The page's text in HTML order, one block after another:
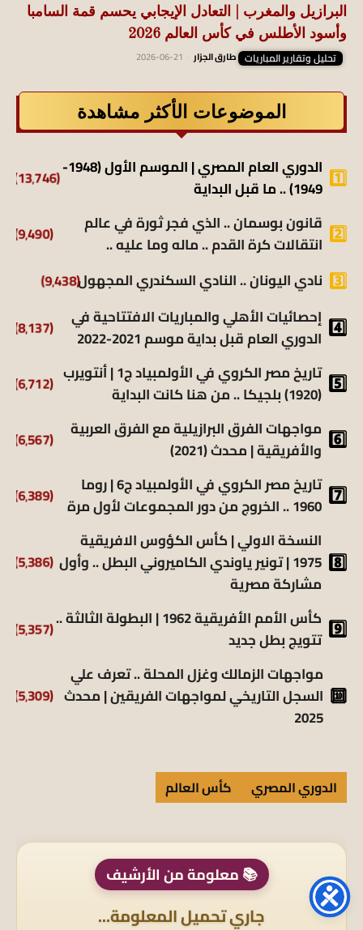
البرازيل والمغرب | التعادل الإيجابي يحسم قمة السامبا
وأسود الأطلس في كأس العالم 2026
تحليل وتقارير المباريات طارق الجزار 2026-06-21
الموضوعات الأكثر مشاهدة
الدوري العام المصري | الموسم الأول (1948-
1949) .. ما قبل البداية
(13٬746)
قانون بوسمان .. الذي فجر ثورة في عالم
انتقالات كرة القدم .. ماله وما عليه ..
(9٬490)
نادي اليونان .. النادي السكندري المجهول(9٬438)
إحصائيات الأهلي والمباريات الافتتاحية في
الدوري العام قبل بداية موسم 2021-2022
(8٬137)
تاريخ مصر الكروي في الأولمبياد ج1 | أنتويرب
(1920) بلجيكا .. من هنا كانت البداية
(6٬712)
مواجهات الفرق البرازيلية مع الفرق العربية
والأفريقية | محدث (2021)
(6٬567)
تاريخ مصر الكروي في الأولمبياد ج6 | روما
1960 .. الخروج من دور المجموعات لأول مرة
(6٬389)
النسخة الاولي | كأس الكؤوس الافريقية
1975 | تونير ياوندي الكاميروني البطل .. وأول
مشاركة مصرية
(5٬386)
كأس الأمم الأفريقية 1962 | البطولة الثالثة ..
تتويج بطل جديد
(5٬357)
مواجهات الزمالك وغزل المحلة .. تعرف علي
السجل التاريخي لمواجهات الفريقين | محدث
2025
(5٬309)
الدوري المصري كأس العالم
📚 معلومة من الأرشيف
جاري تحميل المعلومة...